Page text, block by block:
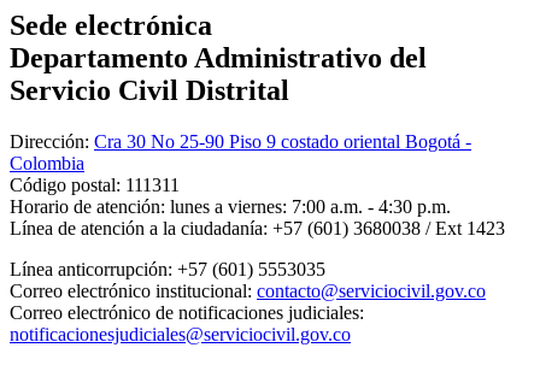
Sede electrónica
Departamento Administrativo del
Servicio Civil Distrital
Dirección: Cra 30 No 25-90 Piso 9 costado oriental Bogotá -
Colombia
Código postal: 111311
Horario de atención: lunes a viernes: 7:00 a.m. - 4:30 p.m.
Línea de atención a la ciudadanía: +57 (601) 3680038 / Ext 1423
Línea anticorrupción: +57 (601) 5553035
Correo electrónico institucional: contacto@serviciocivil.gov.co
Correo electrónico de notificaciones judiciales:
notificacionesjudiciales@serviciocivil.gov.co